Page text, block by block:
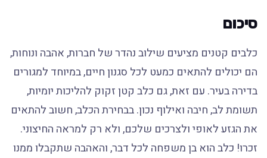
סיכום
כלבים קטנים מציעים שילוב נהדר של חברות, אהבה ונוחות,
הם יכולים להתאים כמעט לכל סגנון חיים, במיוחד למגורים
בדירה בעיר. עם זאת, גם כלב קטן זקוק להליכות יומיות,
תשומת לב, חיבה ואילוף נכון. בבחירת הכלב, חשוב להתאים
את הגזע לאופי ולצרכים שלכם, ולא רק למראה החיצוני.
זכרו! כלב הוא בן משפחה לכל דבר, והאהבה שתקבלו ממנו